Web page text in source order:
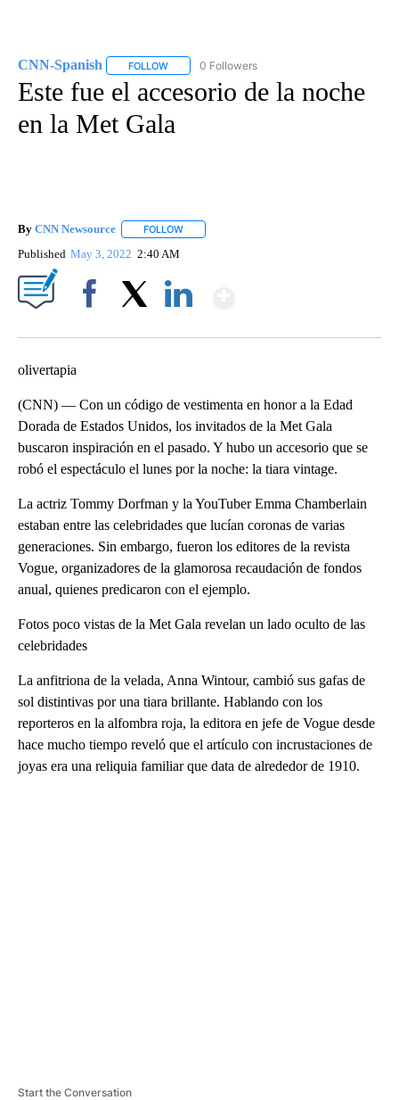
CNN-Spanish FOLLOW FOLLOW "CNN-SPANISH" TO RECEIVE
0 Followers
Este fue el accesorio de la noche
en la Met Gala
By CNN Newsource FOLLOW
Published May 3, 2022 2:40 AM
olivertapia
(CNN) — Con un código de vestimenta en honor a la Edad
Dorada de Estados Unidos, los invitados de la Met Gala
buscaron inspiración en el pasado. Y hubo un accesorio que se
robó el espectáculo el lunes por la noche: la tiara vintage.
La actriz Tommy Dorfman y la YouTuber Emma Chamberlain
estaban entre las celebridades que lucían coronas de varias
generaciones. Sin embargo, fueron los editores de la revista
Vogue, organizadores de la glamorosa recaudación de fondos
anual, quienes predicaron con el ejemplo.
Fotos poco vistas de la Met Gala revelan un lado oculto de las
celebridades
La anfitriona de la velada, Anna Wintour, cambió sus gafas de
sol distintivas por una tiara brillante. Hablando con los
reporteros en la alfombra roja, la editora en jefe de Vogue desde
hace mucho tiempo reveló que el artículo con incrustaciones de
joyas era una reliquia familiar que data de alrededor de 1910.
Start the Conversation